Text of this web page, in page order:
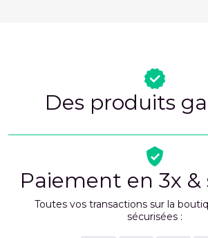
Des produits
Paiement en 3x &
Toutes vos transactions sur la
sécurisées :